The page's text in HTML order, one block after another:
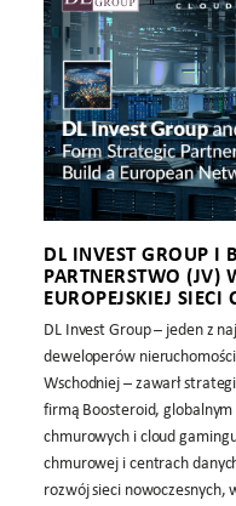
DL INVEST GROUP I
PARTNERSTWO (JV)
EUROPEJSKIEJ SIECI
DL Invest Group – jeden z
deweloperów
Wschodniej – zawarł
firmą Boosteroid,
chmurowych i cloud
chmurowej i centrach
rozwój sieci nowoczesnych,